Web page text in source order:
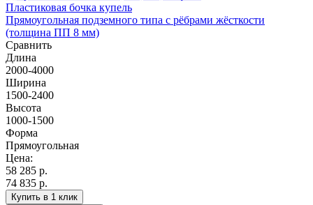
Пластиковая бочка купель
Прямоугольная подземного типа с рёбрами жёсткости
(толщина ПП 8 мм)
Сравнить
Длина
2000-4000
Ширина
1500-2400
Высота
1000-1500
Форма
Прямоугольная
Цена:
58 285 р.
74 835 р.
Купить в 1 клик